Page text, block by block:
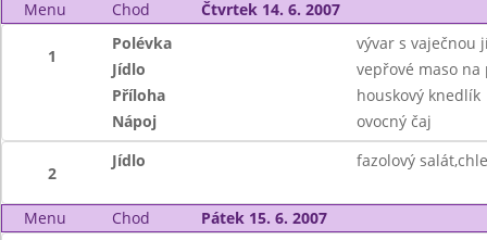
Menu
Chod Čtvrtek 14. 6. 2007
1
Polévka
vývar s vaječnou
Jídlo
vepřové maso na
Příloha
houskový knedlík
Nápoj
ovocný čaj
2
Jídlo fazolový
Menu Chod Pátek 15. 6. 2007